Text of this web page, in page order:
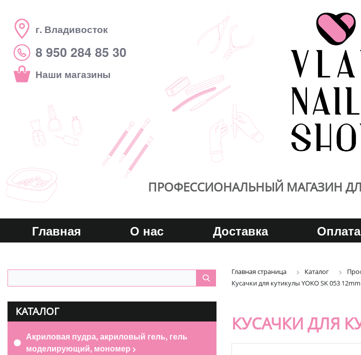
г. Владивосток
8 950 284 85 30
Наши магазины
ПРОФЕССИОНАЛЬНЫЙ МАГАЗИН
Главная О нас Доставка Оплата
Главная страница Каталог
Кусачки для кутикулы YOKO SK 053 12mm
КАТАЛОГ
Акриловая пудра, акриловый гель, гель
моделирующий, мономер
КУСАЧКИ ДЛЯ